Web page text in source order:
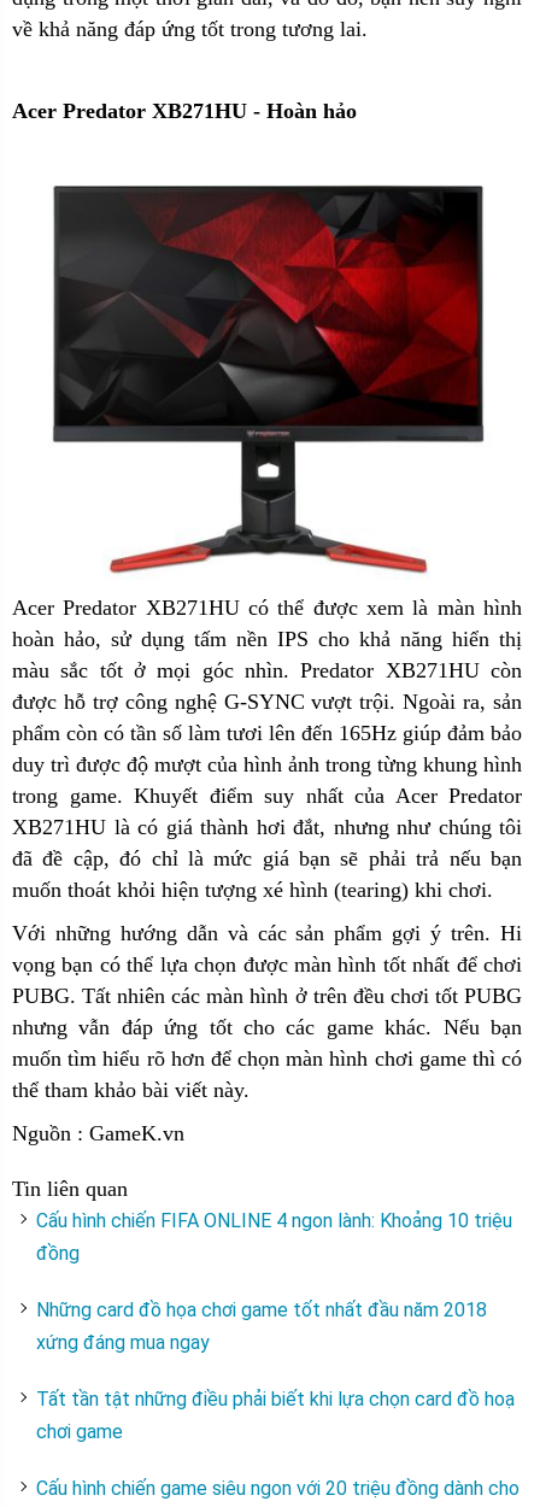
về khả năng đáp ứng tốt trong tương lai.
Acer Predator XB271HU - Hoàn hảo
Acer Predator XB271HU có thể được xem là màn hình
hoàn hảo, sử dụng tấm nền IPS cho khả năng hiển thị
màu sắc tốt ở mọi góc nhìn. Predator XB271HU còn
được hỗ trợ công nghệ G-SYNC vượt trội. Ngoài ra, sản
phẩm còn có tần số làm tươi lên đến 165Hz giúp đảm bảo
duy trì được độ mượt của hình ảnh trong từng khung hình
trong game. Khuyết điểm suy nhất của Acer Predator
XB271HU là có giá thành hơi đắt, nhưng như chúng tôi
đã đề cập, đó chỉ là mức giá bạn sẽ phải trả nếu bạn
muốn thoát khỏi hiện tượng xé hình (tearing) khi chơi.
Với những hướng dẫn và các sản phẩm gợi ý trên. Hi
vọng bạn có thể lựa chọn được màn hình tốt nhất để chơi
PUBG. Tất nhiên các màn hình ở trên đều chơi tốt PUBG
nhưng vẫn đáp ứng tốt cho các game khác. Nếu bạn
muốn tìm hiểu rõ hơn để chọn màn hình chơi game thì có
thể tham khảo bài viết này.
Nguồn : GameK.vn
Tin liên quan
Cấu hình chiến FIFA ONLINE 4 ngon lành: Khoảng 10 triệu
đồng
Những card đồ họa chơi game tốt nhất đầu năm 2018
xứng đáng mua ngay
Tất tần tật những điều phải biết khi lựa chọn card đồ hoạ
chơi game
Cấu hình chiến game siêu ngon với 20 triệu đồng dành cho